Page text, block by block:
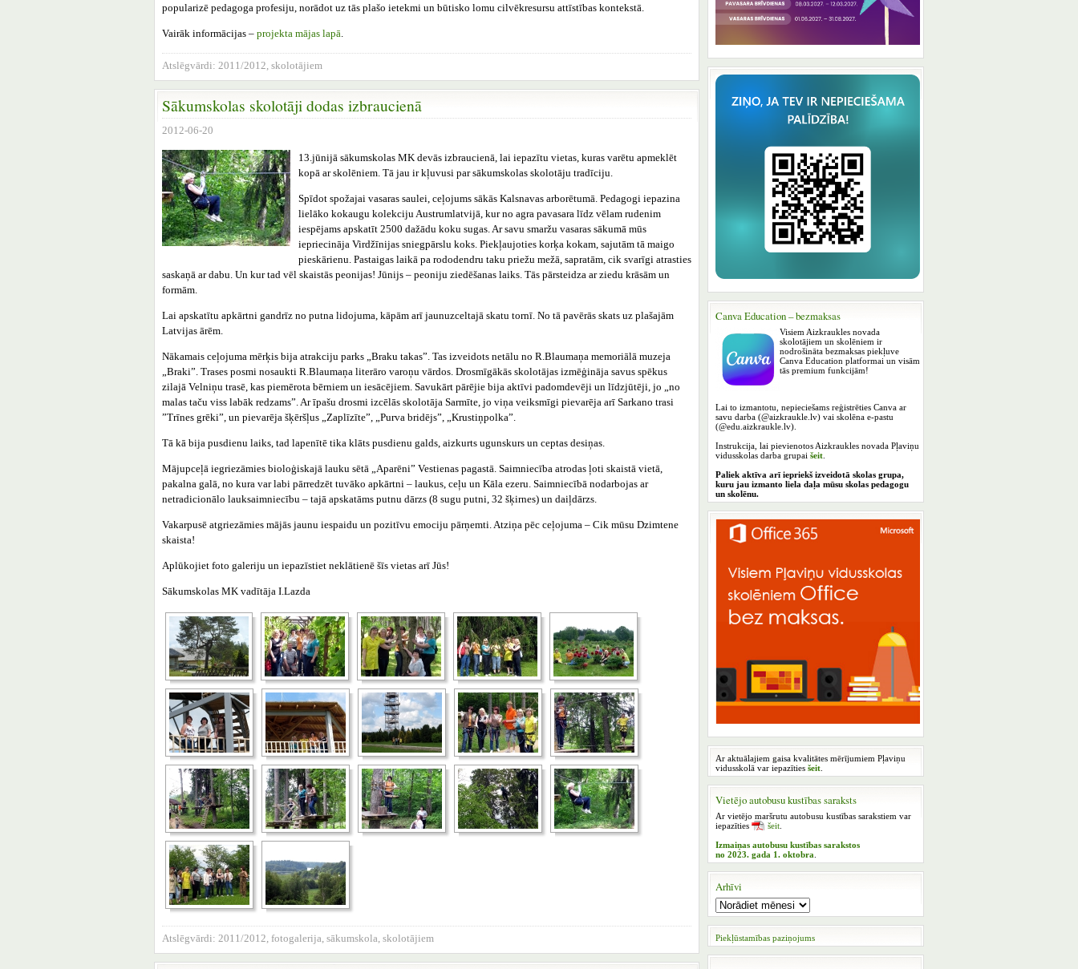
popularizē pedagoga profesiju, norādot uz tās plašo ietekmi un būtisko lomu cilvēkresursu attīstības kontekstā.
Vairāk informācijas – projekta mājas lapā
Atslēgvārdi: 2011/2012 skolotājiem
Sākumskolas skolotāji dodas izbraucienā
2012-06-20
13.jūnijā sākumskolas MK devās izbraucienā, lai iepazītu vietas, kuras varētu apmeklēt
kopā ar skolēniem. Tā jau ir kļuvusi par sākumskolas skolotāju tradīciju.
Spīdot spožajai vasaras saulei, ceļojums sākās Kalsnavas arborētumā. Pedagogi iepazina
lielāko kokaugu kolekciju Austrumlatvijā, kur no agra pavasara līdz vēlam rudenim
iespējams apskatīt 2500 dažādu koku sugas. Ar savu smaržu vasaras sākumā mūs
iepriecināja Virdžīnijas sniegpārslu koks. Piekļaujoties korķa kokam, sajutām tā maigo
pieskārienu. Pastaigas laikā pa rododendru taku priežu mežā, sapratām, cik svarīgi atrasties
saskaņā ar dabu. Un kur tad vēl skaistās peonijas! Jūnijs – peoniju ziedēšanas laiks. Tās pārsteidza ar ziedu krāsām un
formām.
Lai apskatītu apkārtni gandrīz no putna lidojuma, kāpām arī jaunuzceltajā skatu tornī. No tā pavērās skats uz plašajām
Latvijas ārēm.
Nākamais ceļojuma mērķis bija atrakciju parks „Braku takas”. Tas izveidots netālu no R.Blaumaņa memoriālā muzeja
„Braki”. Trases posmi nosaukti R.Blaumaņa literāro varoņu vārdos. Drosmīgākās skolotājas izmēģināja savus spēkus
zilajā Velniņu trasē, kas piemērota bērniem un iesācējiem. Savukārt pārējie bija aktīvi padomdevēji un līdzjūtēji, jo „no
malas taču viss labāk redzams”. Ar īpašu drosmi izcēlās skolotāja Sarmīte, jo viņa veiksmīgi pievarēja arī Sarkano trasi
”Trīnes grēki”, un pievarēja šķēršļus „Zaplīzīte”, „Purva bridējs”, „Krustiņpolka”.
Tā kā bija pusdienu laiks, tad lapenītē tika klāts pusdienu galds, aizkurts ugunskurs un ceptas desiņas.
Mājupceļā iegriezāmies bioloģiskajā lauku sētā „Aparēni” Vestienas pagastā. Saimniecība atrodas ļoti skaistā vietā,
pakalna galā, no kura var labi pārredzēt tuvāko apkārtni – laukus, ceļu un Kāla ezeru. Saimniecībā nodarbojas ar
netradicionālo lauksaimniecību – tajā apskatāms putnu dārzs (8 sugu putni, 32 šķirnes) un daiļdārzs.
Vakarpusē atgriezāmies mājās jaunu iespaidu un pozitīvu emociju pārņemti. Atziņa pēc ceļojuma – Cik mūsu Dzimtene
skaista!
Aplūkojiet foto galeriju un iepazīstiet neklātienē šīs vietas arī Jūs!
Sākumskolas MK vadītāja I.Lazda
Atslēgvārdi: 2011/2012 fotogalerija sākumskola skolotājiem
Canva Education – bezmaksas
Visiem Aizkraukles novada
skolotājiem un skolēniem ir
nodrošināta bezmaksas piekļuve
Canva Education platformai un visām
tās premium funkcijām!
Lai to izmantotu, nepieciešams reģistrēties Canva ar
savu darba (@aizkraukle.lv) vai skolēna e-pastu
(@edu.aizkraukle.lv).
Instrukcija, lai pievienotos Aizkraukles novada Pļaviņu
vidusskolas darba grupai šeit.
Paliek aktīva arī iepriekš izveidotā skolas grupa,
kuru jau izmanto liela daļa mūsu skolas pedagogu
un skolēnu.
Ar aktuālajiem gaisa kvalitātes mērījumiem Pļaviņu
vidusskolā var iepazīties šeit
Vietējo autobusu kustības saraksts
Ar vietējo maršrutu autobusu kustības sarakstiem var
iepazīties
šeit
Izmaiņas autobusu kustības sarakstos
no 2023. gada 1. oktobra
Arhīvi
Piekļūstamības paziņojums